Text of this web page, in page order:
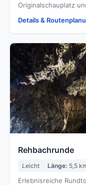
Originalschauplatz
Details &
Rehbachrunde
Leicht Länge: 5,5
Erlebnisreiche